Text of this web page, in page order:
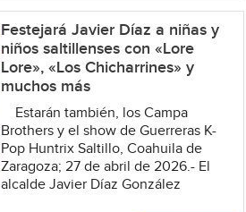
Festejará Javier Díaz a niñas y
niños saltillenses con «Lore
Lore», «Los Chicharrines» y
muchos más
Estarán también, los Campa
Brothers y el show de Guerreras K-
Pop Huntrix Saltillo, Coahuila de
Zaragoza; 27 de abril de 2026.- El
alcalde Javier Díaz González